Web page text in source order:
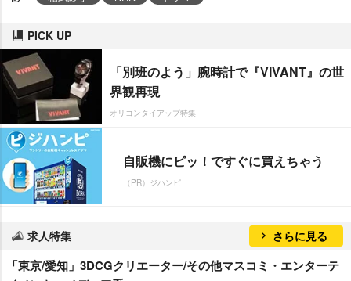
PICK UP
「別班のよう」腕時計で『VIVANT』の世
界観再現
オリコンタイアップ特集
自販機にピッ！ですぐに買えちゃう
（PR）ジハンピ
求人特集 さらに見る
「東京/愛知」3DCGクリエーター/その他マスコミ・エンターテ